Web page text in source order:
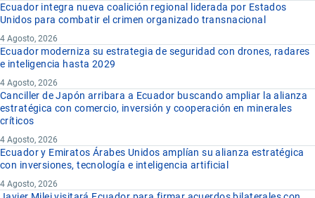
Ecuador integra nueva coalición regional liderada por Estados
Unidos para combatir el crimen organizado transnacional
4 Agosto, 2026
Ecuador moderniza su estrategia de seguridad con drones, radares
e inteligencia hasta 2029
4 Agosto, 2026
Canciller de Japón arribara a Ecuador buscando ampliar la alianza
estratégica con comercio, inversión y cooperación en minerales
críticos
4 Agosto, 2026
Ecuador y Emiratos Árabes Unidos amplían su alianza estratégica
con inversiones, tecnología e inteligencia artificial
4 Agosto, 2026